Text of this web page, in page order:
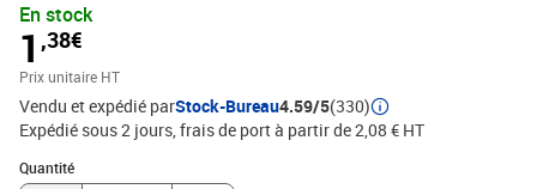
En stock
1 ,38€
Prix unitaire HT
Vendu et expédié parStock-Bureau4.59/5(330)
Expédié sous 2 jours, frais de port à partir de 2,08 € HT
Quantité
Quantité : 1